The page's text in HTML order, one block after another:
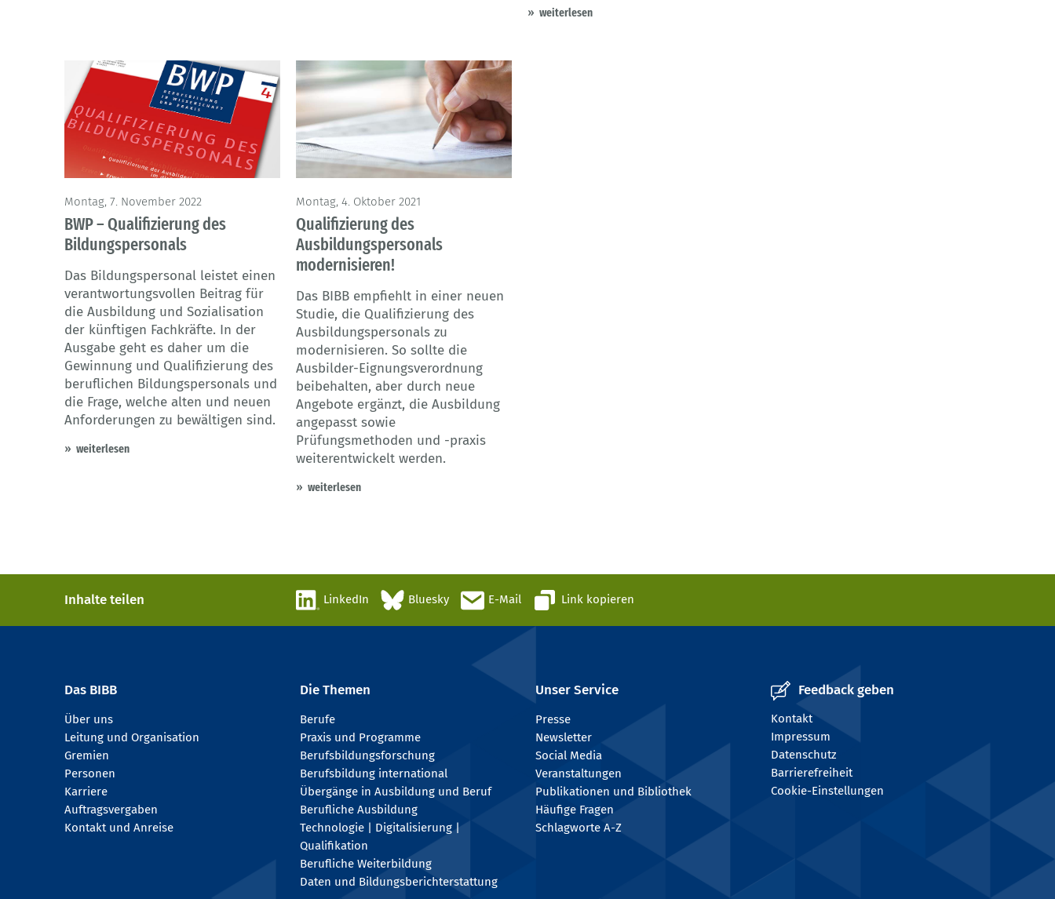
weiterlesen
Montag, 7. November 2022
BWP – Qualifizierung des
Bildungspersonals
Das Bildungspersonal leistet einen
verantwortungsvollen Beitrag für
die Ausbildung und Sozialisation
der künftigen Fachkräfte. In der
Ausgabe geht es daher um die
Gewinnung und Qualifizierung des
beruflichen Bildungspersonals und
die Frage, welche alten und neuen
Anforderungen zu bewältigen sind.
weiterlesen
Montag, 4. Oktober 2021
Qualifizierung des
Ausbildungspersonals
modernisieren!
Das BIBB empfiehlt in einer neuen
Studie, die Qualifizierung des
Ausbildungspersonals zu
modernisieren. So sollte die
Ausbilder-Eignungsverordnung
beibehalten, aber durch neue
Angebote ergänzt, die Ausbildung
angepasst sowie
Prüfungsmethoden und -praxis
weiterentwickelt werden.
weiterlesen
Inhalte teilen LinkedIn Bluesky E-Mail Link kopieren
Das BIBB
Über uns
Leitung und Organisation
Gremien
Personen
Karriere
Auftragsvergaben
Kontakt und Anreise
Die Themen
Berufe
Praxis und Programme
Berufsbildungsforschung
Berufsbildung international
Übergänge in Ausbildung und Beruf
Berufliche Ausbildung
Technologie | Digitalisierung |
Qualifikation
Berufliche Weiterbildung
Daten und Bildungsberichterstattung
Unser Service
Presse
Newsletter
Social Media
Veranstaltungen
Publikationen und Bibliothek
Häufige Fragen
Schlagworte A-Z
Feedback geben
Kontakt
Impressum
Datenschutz
Barrierefreiheit
Cookie-Einstellungen